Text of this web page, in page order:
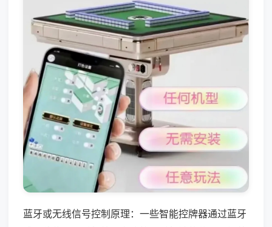
蓝牙或无线信号控制原理：一些智能控牌器通过蓝牙